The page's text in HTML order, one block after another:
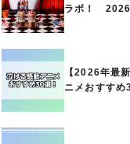
ラボ！ 2026
【2026年最
ニメおすす